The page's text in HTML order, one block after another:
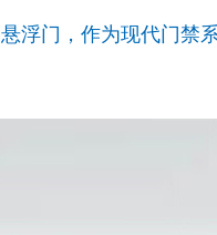
悬浮门，作为现代门禁